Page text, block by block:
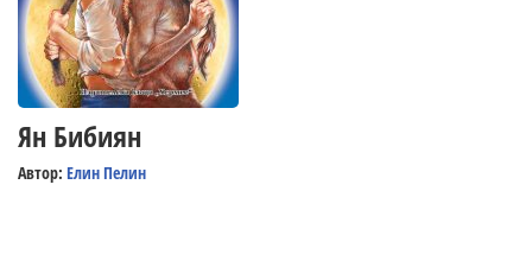
Ян Бибиян
Автор: Елин Пелин